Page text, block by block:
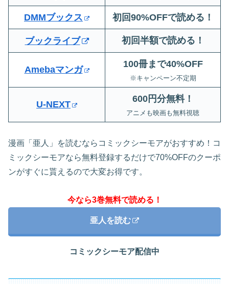
DMMブックス 初回90%OFFで読める！
ブックライブ 初回半額で読める！
Amebaマンガ
100冊まで40%OFF
※キャンペーン不定期
U-NEXT
600円分無料！
アニメも映画も無料視聴
漫画「亜人」を読むならコミックシーモアがおすすめ！コ
ミックシーモアなら無料登録するだけで70%OFFのクーポ
ンがすぐに貰えるので大変お得です。
今なら3巻無料で読める！
亜人を読む
コミックシーモア配信中